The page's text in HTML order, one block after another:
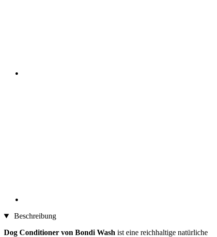
Beschreibung
Dog Conditioner von Bondi Wash ist eine reichhaltige natürliche